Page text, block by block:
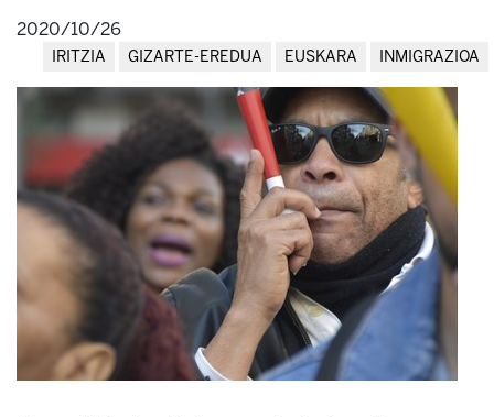
2020/10/26
IRITZIA GIZARTE-EREDUA EUSKARA INMIGRAZIOA